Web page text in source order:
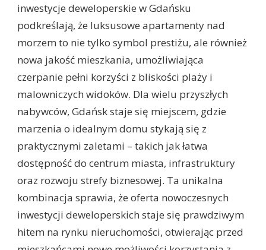
inwestycje deweloperskie w Gdańsku
podkreślają, że luksusowe apartamenty nad
morzem to nie tylko symbol prestiżu, ale również
nowa jakość mieszkania, umożliwiająca
czerpanie pełni korzyści z bliskości plaży i
malowniczych widoków. Dla wielu przyszłych
nabywców, Gdańsk staje się miejscem, gdzie
marzenia o idealnym domu stykają się z
praktycznymi zaletami – takich jak łatwa
dostępność do centrum miasta, infrastruktury
oraz rozwoju strefy biznesowej. Ta unikalna
kombinacja sprawia, że oferta nowoczesnych
inwestycji deweloperskich staje się prawdziwym
hitem na rynku nieruchomości, otwierając przed